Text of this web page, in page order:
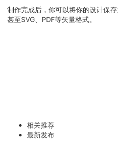
制作完成后，你可以将你的设计保
甚至SVG、PDF等矢量格式。
相关推荐
最新发布